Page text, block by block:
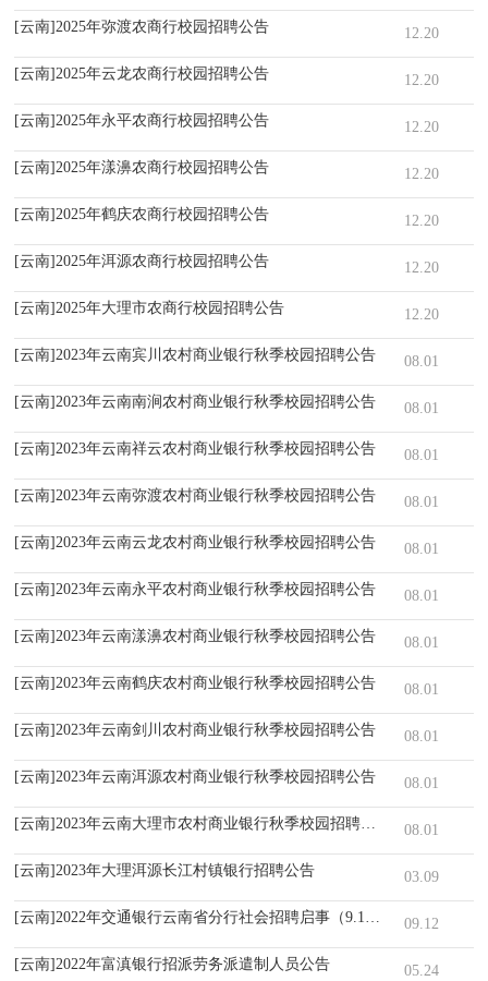
[云南]2025年弥渡农商行校园招聘公告 12.20
[云南]2025年云龙农商行校园招聘公告 12.20
[云南]2025年永平农商行校园招聘公告 12.20
[云南]2025年漾濞农商行校园招聘公告 12.20
[云南]2025年鹤庆农商行校园招聘公告 12.20
[云南]2025年洱源农商行校园招聘公告 12.20
[云南]2025年大理市农商行校园招聘公告 12.20
[云南]2023年云南宾川农村商业银行秋季校园招聘公告 08.01
[云南]2023年云南南涧农村商业银行秋季校园招聘公告 08.01
[云南]2023年云南祥云农村商业银行秋季校园招聘公告 08.01
[云南]2023年云南弥渡农村商业银行秋季校园招聘公告 08.01
[云南]2023年云南云龙农村商业银行秋季校园招聘公告 08.01
[云南]2023年云南永平农村商业银行秋季校园招聘公告 08.01
[云南]2023年云南漾濞农村商业银行秋季校园招聘公告 08.01
[云南]2023年云南鹤庆农村商业银行秋季校园招聘公告 08.01
[云南]2023年云南剑川农村商业银行秋季校园招聘公告 08.01
[云南]2023年云南洱源农村商业银行秋季校园招聘公告 08.01
[云南]2023年云南大理市农村商业银行秋季校园招聘公告 08.01
[云南]2023年大理洱源长江村镇银行招聘公告 03.09
[云南]2022年交通银行云南省分行社会招聘启事（9.12） 09.12
[云南]2022年富滇银行招派劳务派遣制人员公告 05.24